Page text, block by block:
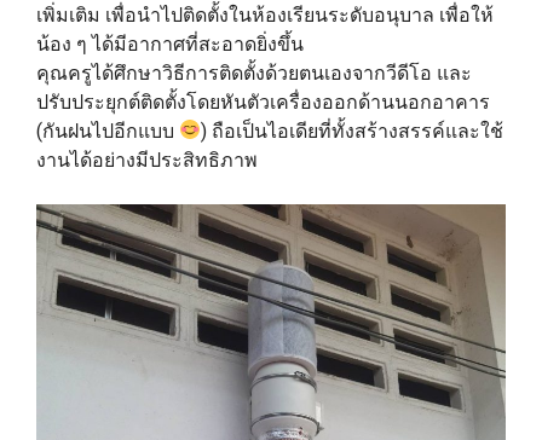
เพิ่มเติม เพื่อนำไปติดตั้งในห้องเรียนระดับอนุบาล เพื่อให้
น้อง ๆ ได้มีอากาศที่สะอาดยิ่งขึ้น
คุณครูได้ศึกษาวิธีการติดตั้งด้วยตนเองจากวีดีโอ และ
ปรับประยุกต์ติดตั้งโดยหันตัวเครื่องออกด้านนอกอาคาร
(กันฝนไปอีกแบบ
) ถือเป็นไอเดียที่ทั้งสร้างสรรค์และใช้
งานได้อย่างมีประสิทธิภาพ